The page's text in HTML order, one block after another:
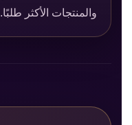
والمنتجات الأكثر طلبًا.